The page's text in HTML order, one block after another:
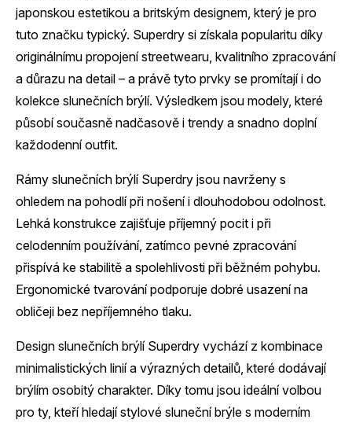
japonskou estetikou a britským designem, který je pro
tuto značku typický. Superdry si získala popularitu díky
originálnímu propojení streetwearu, kvalitního zpracování
a důrazu na detail – a právě tyto prvky se promítají i do
kolekce slunečních brýlí. Výsledkem jsou modely, které
působí současně nadčasově i trendy a snadno doplní
každodenní outfit.
Rámy slunečních brýlí Superdry jsou navrženy s
ohledem na pohodlí při nošení i dlouhodobou odolnost.
Lehká konstrukce zajišťuje příjemný pocit i při
celodenním používání, zatímco pevné zpracování
přispívá ke stabilitě a spolehlivosti při běžném pohybu.
Ergonomické tvarování podporuje dobré usazení na
obličeji bez nepříjemného tlaku.
Design slunečních brýlí Superdry vychází z kombinace
minimalistických linií a výrazných detailů, které dodávají
brýlím osobitý charakter. Díky tomu jsou ideální volbou
pro ty, kteří hledají stylové sluneční brýle s moderním